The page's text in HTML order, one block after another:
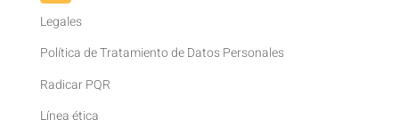
Legales
Política de Tratamiento de Datos Personales
Radicar PQR
Línea ética